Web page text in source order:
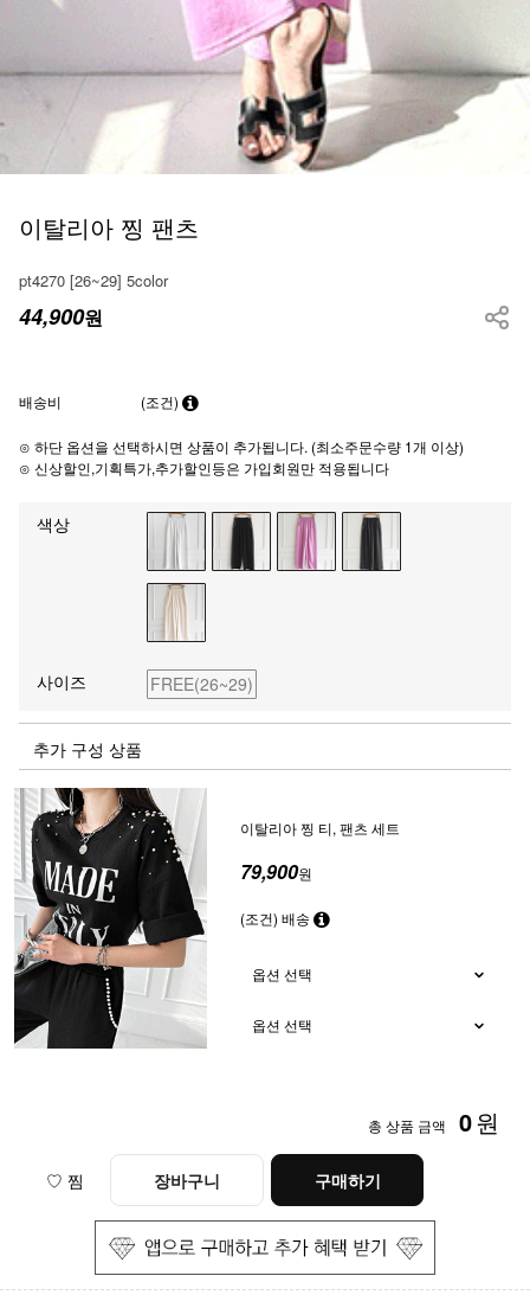
이탈리아 찡 팬츠
pt4270 [26~29] 5color
44,900원
배송비 (조건)
⊙ 하단 옵션을 선택하시면 상품이 추가됩니다. (최소주문수량 1개 이상)
⊙ 신상할인,기획특가,추가할인등은 가입회원만 적용됩니다
색상
사이즈 FREE(26~29)
추가 구성 상품
이탈리아 찡 티, 팬츠 세트
79,900원
(조건) 배송
총 상품 금액 0원
♡ 찜 장바구니 구매하기